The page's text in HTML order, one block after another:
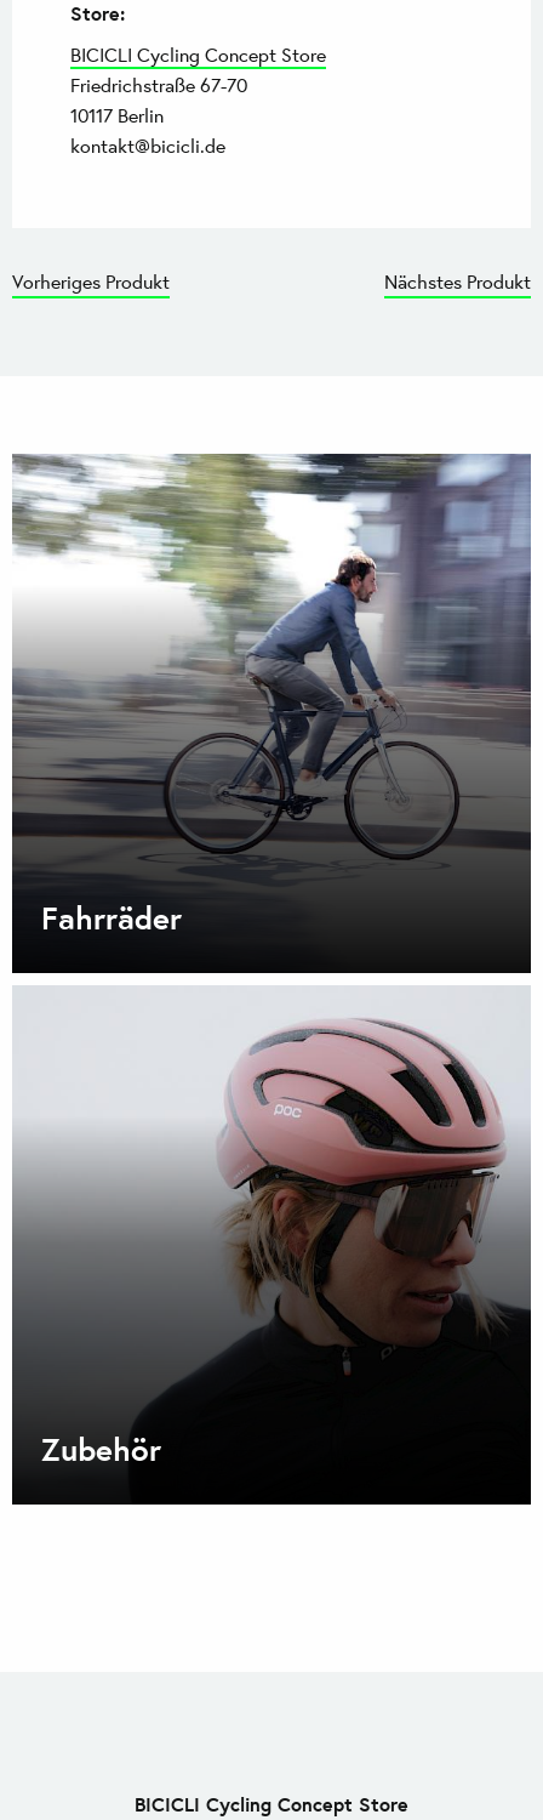
Store:
BICICLI Cycling Concept Store
Friedrichstraße 67-70
10117 Berlin
kontakt@bicicli.de
Vorheriges Produkt Nächstes Produkt
Fahrräder
Zubehör
BICICLI Cycling Concept Store